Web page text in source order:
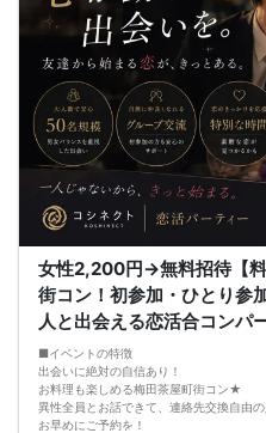
お料理・ドリンクも充実！
お料理は人気のイタリアンコース料理を
ビュッフェ形式ではなく、店舗スタッフ
め、お料理を取りに行く必要がなく、会
ドリンクはアルコール・ソフトドリンク
美味しい料理とお酒を楽しみながら、リ
楽しみください。
＜＜こんな方にオススメ！＞＞
◎恋人や結婚相手を探している方
◎自然な出会いが欲しい方
◎職場以外で新しい人と出会いたい方
◎初参加・お一人参加でも安心して参加し
◎友達や飲み仲間も増やしたい方
◎街コンや飲み会が好きな方
一つでも当てはまる方は、ぜひお気軽に
◆──────────────◆
■禁止事項
・他の参加者様に迷惑をかける行為
・全ての勧誘行為
・同業者の参加
・セクハラ、高圧的で酒癖の悪い方
(上記行為が発覚しましたら退場してい
だきます)
女性2,200円→無料招待【
街コン！初参加・ひとり参
人と出会える恋活合コンパ
■イベントの特徴
出会いに絶対の自信あり！
お料理も楽しめる梅田茶屋町街コン★
異性全員とお話できて、連絡先交換自由
お早めにご予約を！